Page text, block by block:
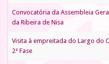
Convocatória da Assembleia
da Ribeira de Nisa
Visita à empreitada do Largo do
2ª Fase